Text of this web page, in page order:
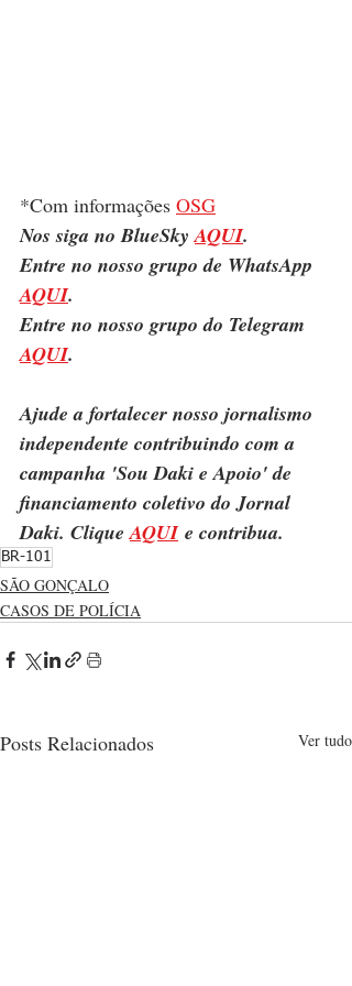
*Com informações OSG
Nos siga no BlueSky AQUI.
Entre no nosso grupo de WhatsApp
AQUI.
Entre no nosso grupo do Telegram
AQUI.
Ajude a fortalecer nosso jornalismo
independente contribuindo com a
campanha 'Sou Daki e Apoio' de
financiamento coletivo do Jornal
Daki. Clique AQUI e contribua.
BR-101
SÃO GONÇALO
CASOS DE POLÍCIA
Posts Relacionados Ver tudo